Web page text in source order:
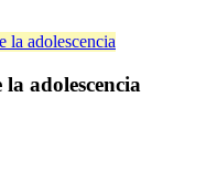
la adolescencia